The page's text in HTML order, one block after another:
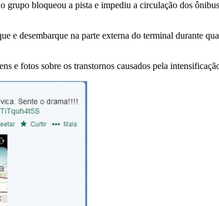
bloqueou a pista e impediu a circulação dos
e desembarque na parte externa do terminal durante
e fotos sobre os transtornos causados pela